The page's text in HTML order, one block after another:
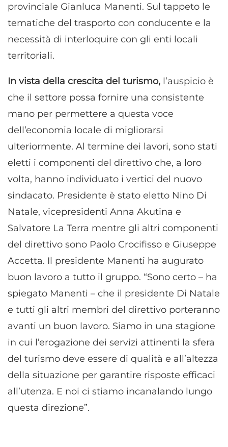
provinciale Gianluca Manenti. Sul tappeto le
tematiche del trasporto con conducente e la
necessità di interloquire con gli enti locali
territoriali.
In vista della crescita del turismo, l’auspicio è
che il settore possa fornire una consistente
mano per permettere a questa voce
dell’economia locale di migliorarsi
ulteriormente. Al termine dei lavori, sono stati
eletti i componenti del direttivo che, a loro
volta, hanno individuato i vertici del nuovo
sindacato. Presidente è stato eletto Nino Di
Natale, vicepresidenti Anna Akutina e
Salvatore La Terra mentre gli altri componenti
del direttivo sono Paolo Crocifisso e Giuseppe
Accetta. Il presidente Manenti ha augurato
buon lavoro a tutto il gruppo. “Sono certo – ha
spiegato Manenti – che il presidente Di Natale
e tutti gli altri membri del direttivo porteranno
avanti un buon lavoro. Siamo in una stagione
in cui l’erogazione dei servizi attinenti la sfera
del turismo deve essere di qualità e all’altezza
della situazione per garantire risposte efficaci
all’utenza. E noi ci stiamo incanalando lungo
questa direzione”.